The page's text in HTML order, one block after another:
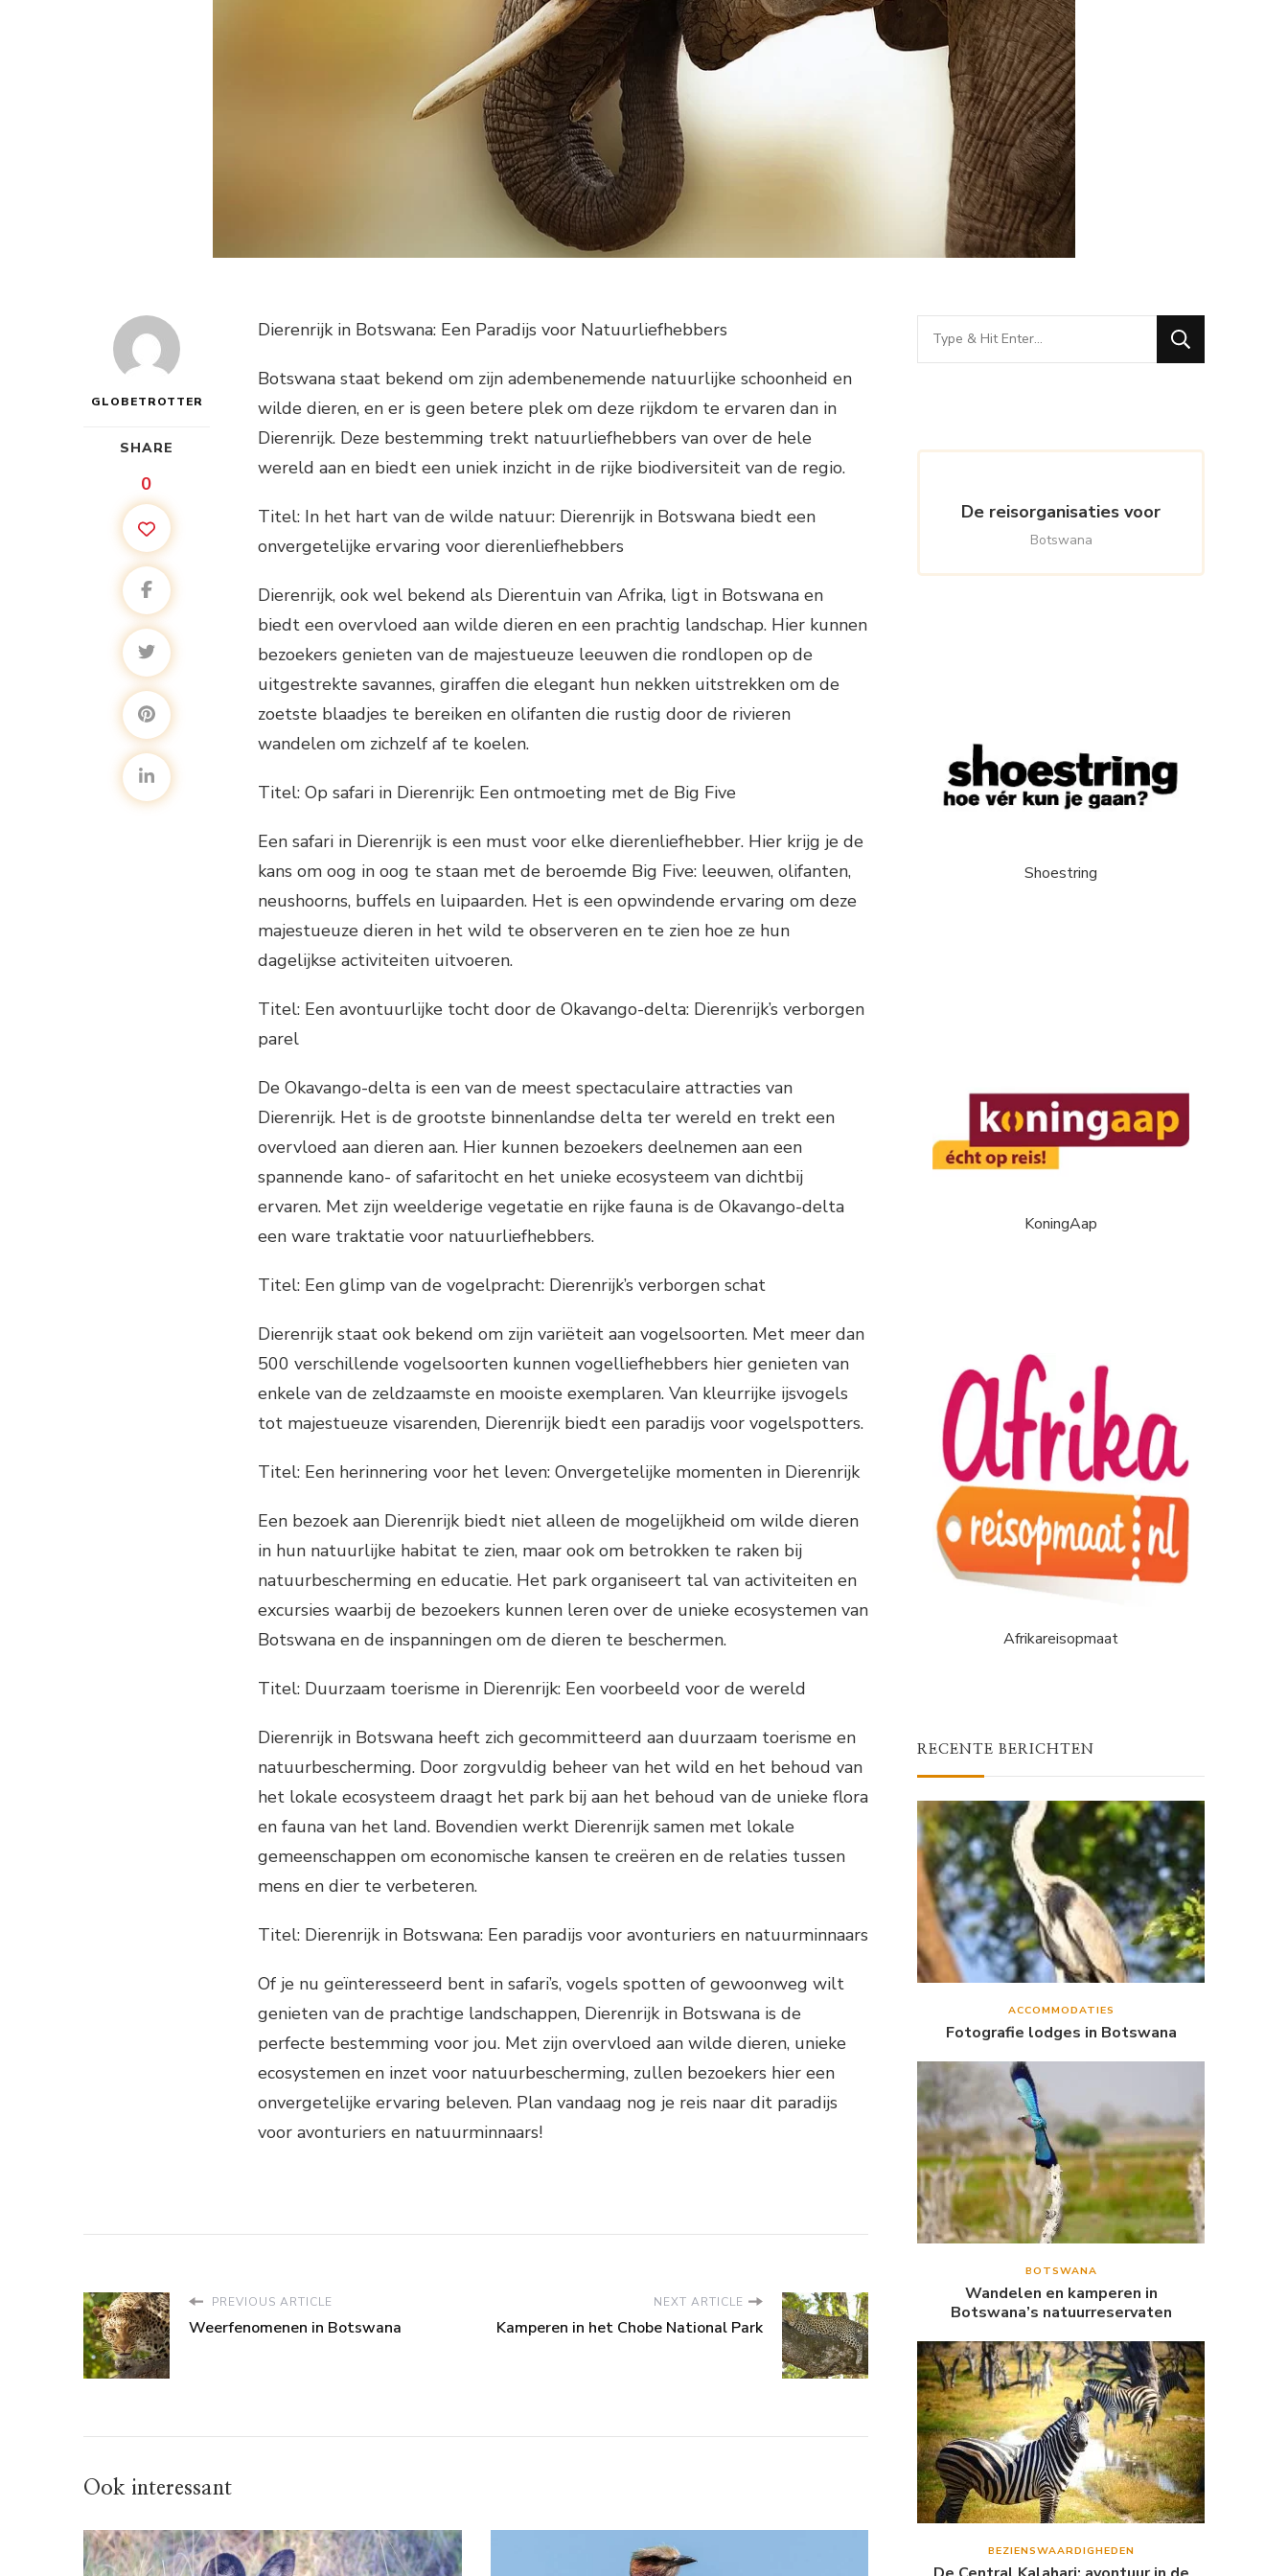
GLOBETROTTER
SHARE
0
Dierenrijk in Botswana: Een Paradijs voor Natuurliefhebbers
Botswana staat bekend om zijn adembenemende natuurlijke schoonheid en
wilde dieren, en er is geen betere plek om deze rijkdom te ervaren dan in
Dierenrijk. Deze bestemming trekt natuurliefhebbers van over de hele
wereld aan en biedt een uniek inzicht in de rijke biodiversiteit van de regio.
Titel: In het hart van de wilde natuur: Dierenrijk in Botswana biedt een
onvergetelijke ervaring voor dierenliefhebbers
Dierenrijk, ook wel bekend als Dierentuin van Afrika, ligt in Botswana en
biedt een overvloed aan wilde dieren en een prachtig landschap. Hier kunnen
bezoekers genieten van de majestueuze leeuwen die rondlopen op de
uitgestrekte savannes, giraffen die elegant hun nekken uitstrekken om de
zoetste blaadjes te bereiken en olifanten die rustig door de rivieren
wandelen om zichzelf af te koelen.
Titel: Op safari in Dierenrijk: Een ontmoeting met de Big Five
Een safari in Dierenrijk is een must voor elke dierenliefhebber. Hier krijg je de
kans om oog in oog te staan ​​met de beroemde Big Five: leeuwen, olifanten,
neushoorns, buffels en luipaarden. Het is een opwindende ervaring om deze
majestueuze dieren in het wild te observeren en te zien hoe ze hun
dagelijkse activiteiten uitvoeren.
Titel: Een avontuurlijke tocht door de Okavango-delta: Dierenrijk’s verborgen
parel
De Okavango-delta is een van de meest spectaculaire attracties van
Dierenrijk. Het is de grootste binnenlandse delta ter wereld en trekt een
overvloed aan dieren aan. Hier kunnen bezoekers deelnemen aan een
spannende kano- of safaritocht en het unieke ecosysteem van dichtbij
ervaren. Met zijn weelderige vegetatie en rijke fauna is de Okavango-delta
een ware traktatie voor natuurliefhebbers.
Titel: Een glimp van de vogelpracht: Dierenrijk’s verborgen schat
Dierenrijk staat ook bekend om zijn variëteit aan vogelsoorten. Met meer dan
500 verschillende vogelsoorten kunnen vogelliefhebbers hier genieten van
enkele van de zeldzaamste en mooiste exemplaren. Van kleurrijke ijsvogels
tot majestueuze visarenden, Dierenrijk biedt een paradijs voor vogelspotters.
Titel: Een herinnering voor het leven: Onvergetelijke momenten in Dierenrijk
Een bezoek aan Dierenrijk biedt niet alleen de mogelijkheid om wilde dieren
in hun natuurlijke habitat te zien, maar ook om betrokken te raken bij
natuurbescherming en educatie. Het park organiseert tal van activiteiten en
excursies waarbij de bezoekers kunnen leren over de unieke ecosystemen van
Botswana en de inspanningen om de dieren te beschermen.
Titel: Duurzaam toerisme in Dierenrijk: Een voorbeeld voor de wereld
Dierenrijk in Botswana heeft zich gecommitteerd aan duurzaam toerisme en
natuurbescherming. Door zorgvuldig beheer van het wild en het behoud van
het lokale ecosysteem draagt het park bij aan het behoud van de unieke flora
en fauna van het land. Bovendien werkt Dierenrijk samen met lokale
gemeenschappen om economische kansen te creëren en de relaties tussen
mens en dier te verbeteren.
Titel: Dierenrijk in Botswana: Een paradijs voor avonturiers en natuurminnaars
Of je nu geïnteresseerd bent in safari’s, vogels spotten of gewoonweg wilt
genieten van de prachtige landschappen, Dierenrijk in Botswana is de
perfecte bestemming voor jou. Met zijn overvloed aan wilde dieren, unieke
ecosystemen en inzet voor natuurbescherming, zullen bezoekers hier een
onvergetelijke ervaring beleven. Plan vandaag nog je reis naar dit paradijs
voor avonturiers en natuurminnaars!
PREVIOUS ARTICLE
Weerfenomenen in Botswana
NEXT ARTICLE
Kamperen in het Chobe National Park
Ook interessant
Looking
for
De reisorganisaties voor
Botswana
Shoestring
KoningAap
Afrikareisopmaat
RECENTE BERICHTEN
ACCOMMODATIES
Fotografie lodges in Botswana
BOTSWANA
Wandelen en kamperen in
Botswana’s natuurreservaten
BEZIENSWAARDIGHEDEN